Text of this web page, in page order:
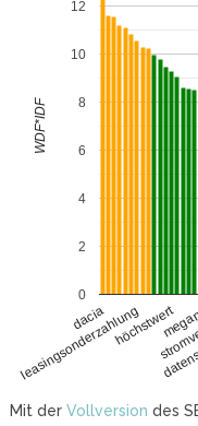
dacia
leasingsonderzahlunghöchstwert
0
2
4
6
8
10
12
WDF*IDF
Mit der Vollversion des